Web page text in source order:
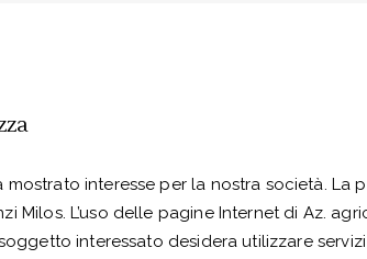
interesse per la nostra società.
Milos. L’uso delle pagine Internet di Az.
interessato desidera utilizzare